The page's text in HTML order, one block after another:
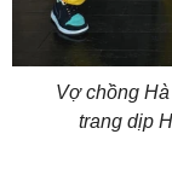
Vợ chồng
trang dịp